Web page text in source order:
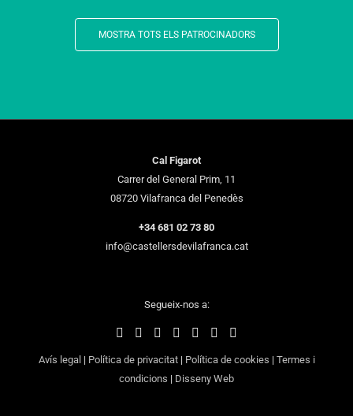
MOSTRA TOTS ELS PATROCINADORS
Cal Figarot
Carrer del General Prim, 11
08720 Vilafranca del Penedès
+34 681 02 73 80
info@castellersdevilafranca.cat
Segueix-nos a:
Avís legal | Política de privacitat| Política de cookies | Termes i
condicions | Disseny Web